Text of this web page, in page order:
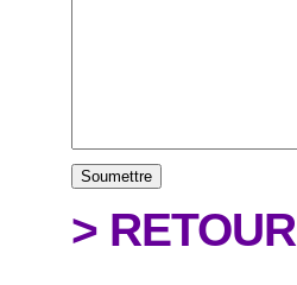
> RETOUR